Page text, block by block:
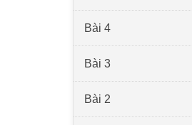
Bài 4
Bài 3
Bài 2